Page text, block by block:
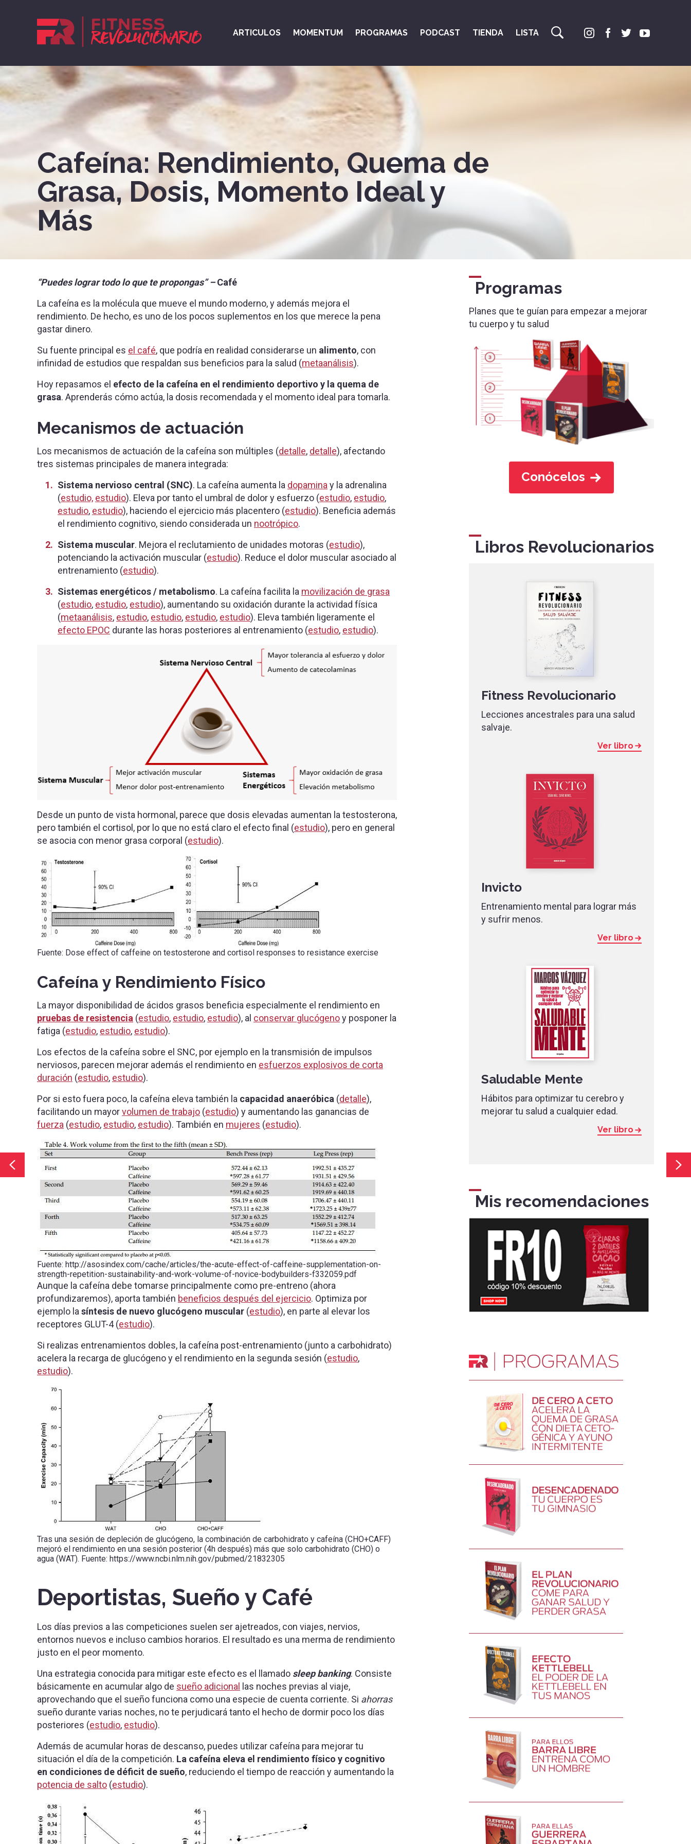
ARTICULOS MOMENTUM PROGRAMAS PODCAST TIENDA LISTA
Cafeína: Rendimiento, Quema de
Grasa, Dosis, Momento Ideal y
Más
“Puedes lograr todo lo que te propongas” –Café
La cafeína es la molécula que mueve el mundo moderno, y además mejora el
rendimiento. De hecho, es uno de los pocos suplementos en los que merece la pena
gastar dinero.
Su fuente principal es el café, que podría en realidad considerarse un alimento, con
infinidad de estudios que respaldan sus beneficios para la salud (metaanálisis).
Hoy repasamos el efecto de la cafeína en el rendimiento deportivo y la quema de
grasa. Aprenderás cómo actúa, la dosis recomendada y el momento ideal para tomarla.
Mecanismos de actuación
Los mecanismos de actuación de la cafeína son múltiples (detalle, detalle), afectando
tres sistemas principales de manera integrada:
Sistema nervioso central (SNC). La cafeína aumenta la dopaminay la adrenalina
(estudio, estudio). Eleva por tanto el umbral de dolor y esfuerzo (estudio, estudio,
estudio, estudio), haciendo el ejercicio más placentero (estudio). Beneficia además
el rendimiento cognitivo, siendo considerada un nootrópico.
Sistema muscular. Mejora el reclutamiento de unidades motoras (estudio),
potenciando la activación muscular (estudio). Reduce el dolor muscular asociado al
entrenamiento (estudio).
Sistemas energéticos / metabolismo. La cafeína facilita la movilización de grasa
(estudio, estudio, estudio), aumentando su oxidación durante la actividad física
(metaanálisis, estudio, estudio, estudio, estudio). Eleva también ligeramente el
efecto EPOC durante las horas posteriores al entrenamiento (estudio, estudio).
Desde un punto de vista hormonal, parece que dosis elevadas aumentan la testosterona,
pero también el cortisol, por lo que no está claro el efecto final (estudio), pero en general
se asocia con menor grasa corporal (estudio).
Fuente: Dose effect of caffeine on testosterone and cortisol responses to resistance exercise
Cafeína y Rendimiento Físico
La mayor disponibilidad de ácidos grasos beneficia especialmente el rendimiento en
pruebas de resistencia (estudio, estudio, estudio), al conservar glucógenoy posponer la
fatiga (estudio, estudio, estudio).
Los efectos de la cafeína sobre el SNC, por ejemplo en la transmisión de impulsos
nerviosos, parecen mejorar además el rendimiento en esfuerzos explosivos de corta
duración (estudio, estudio).
Por si esto fuera poco, la cafeína eleva también la capacidad anaeróbica (detalle),
facilitando un mayorvolumen de trabajo (estudio) y aumentando las ganancias de
fuerza (estudio, estudio, estudio). También en mujeres (estudio).
Fuente: http://asosindex.com/cache/articles/the-acute-effect-of-caffeine-supplementation-on-
strength-repetition-sustainability-and-work-volume-of-novice-bodybuilders-f332059.pdf
Aunque la cafeína debe tomarse principalmente como pre-entreno (ahora
profundizaremos), aporta también beneficios después del ejercicio. Optimiza por
ejemplo la síntesis de nuevo glucógeno muscular (estudio), en parte al elevar los
receptores GLUT-4 (estudio).
Si realizas entrenamientos dobles, la cafeína post-entrenamiento (junto a carbohidrato)
acelera la recarga de glucógeno y el rendimiento en la segunda sesión (estudio,
estudio).
Tras una sesión de depleción de glucógeno, la combinación de carbohidrato y cafeína (CHO+CAFF)
mejoró el rendimiento en una sesión posterior (4h después) más que solo carbohidrato (CHO) o
agua (WAT). Fuente: https://www.ncbi.nlm.nih.gov/pubmed/21832305
Deportistas, Sueño y Café
Los días previos a las competiciones suelen ser ajetreados, con viajes, nervios,
entornos nuevos e incluso cambios horarios. El resultado es una merma de rendimiento
justo en el peor momento.
Una estrategia conocida para mitigar este efecto es el llamado sleep banking. Consiste
básicamente en acumular algo de sueño adicional las noches previas al viaje,
aprovechando que el sueño funciona como una especie de cuenta corriente. Si ahorras
sueño durante varias noches, no te perjudicará tanto el hecho de dormir poco los días
posteriores (estudio, estudio).
Además de acumular horas de descanso, puedes utilizar cafeína para mejorar tu
situación el día de la competición. La cafeína eleva el rendimiento físico y cognitivo
en condiciones de déficit de sueño, reduciendo el tiempo de reacción y aumentando la
potencia de salto (estudio).
Programas
Planes que te guían para empezar a mejorar
tu cuerpo y tu salud
Conócelos
Libros Revolucionarios
Fitness Revolucionario
Lecciones ancestrales para una salud
salvaje.
Ver libro
Invicto
Entrenamiento mental para lograr más
y sufrir menos.
Ver libro
Saludable Mente
Hábitos para optimizar tu cerebro y
mejorar tu salud a cualquier edad.
Ver libro
Mis recomendaciones